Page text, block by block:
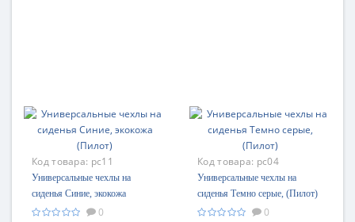
Код товара: pc11
Универсальные чехлы на
сиденья Синие, экокожа
(Пилот)
0
Код товара: pc04
Универсальные чехлы на
сиденья Темно серые, (Пилот)
0